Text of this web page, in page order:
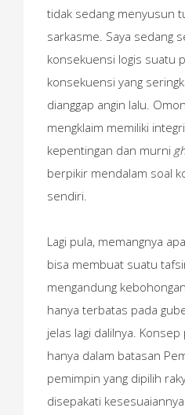
tidak sedang menyusun
sarkasme. Saya sedang
konsekuensi logis suatu
konsekuensi yang
dianggap angin lalu.
mengklaim memiliki
kepentingan dan murni
berpikir mendalam soal
sendiri.
Lagi pula, memangnya
bisa membuat suatu
mengandung
hanya terbatas pada
jelas lagi dalilnya.
hanya dalam batasan
pemimpin yang dipilih
disepakati